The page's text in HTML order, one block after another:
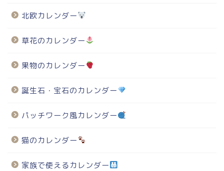
北欧カレンダー
草花のカレンダー
果物のカレンダー
誕生石・宝石のカレンダー
パッチワーク風カレンダー
猫のカレンダー
家族で使えるカレンダー